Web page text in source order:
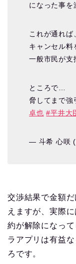
になった事を
これが通れば
キャンセル料
一般市民が支
ところで…
脅してまで
卓也 #平井大
— 斗希 心咲
交渉結果で金額
えますが、実際
約が解除になっ
ラアプリは有益
ろです。